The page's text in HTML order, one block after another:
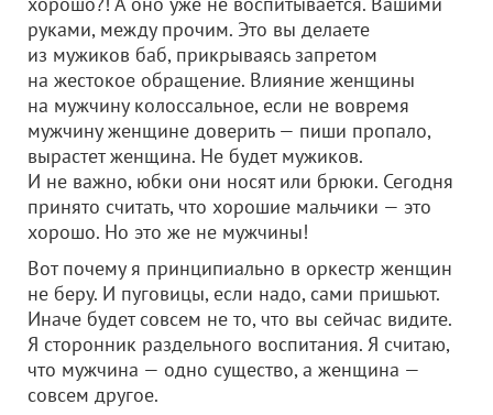
руками, между прочим. Это вы делаете
из мужиков баб, прикрываясь запретом
на жестокое обращение. Влияние женщины
на мужчину колоссальное, если не вовремя
мужчину женщине доверить — пиши пропало,
вырастет женщина. Не будет мужиков.
И не важно, юбки они носят или брюки. Сегодня
принято считать, что хорошие мальчики — это
хорошо. Но это же не мужчины!
Вот почему я принципиально в оркестр женщин
не беру. И пуговицы, если надо, сами пришьют.
Иначе будет совсем не то, что вы сейчас видите.
Я сторонник раздельного воспитания. Я считаю,
что мужчина — одно существо, а женщина —
совсем другое.